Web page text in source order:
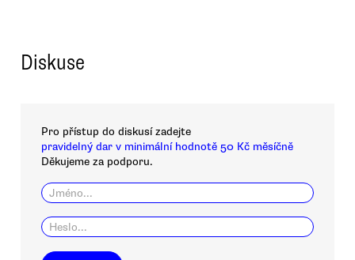
Diskuse
Pro přístup do diskusí zadejte
pravidelný dar v minimální hodnotě 50 Kč měsíčně
Děkujeme za podporu.